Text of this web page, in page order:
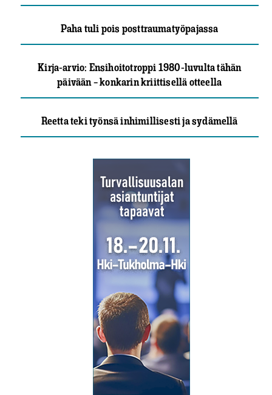
Paha tuli pois posttraumatyöpajassa
Kirja-arvio: Ensihoitotroppi 1980-luvulta tähän
päivään – konkarin kriittisellä otteella
Reetta teki työnsä inhimillisesti ja sydämellä